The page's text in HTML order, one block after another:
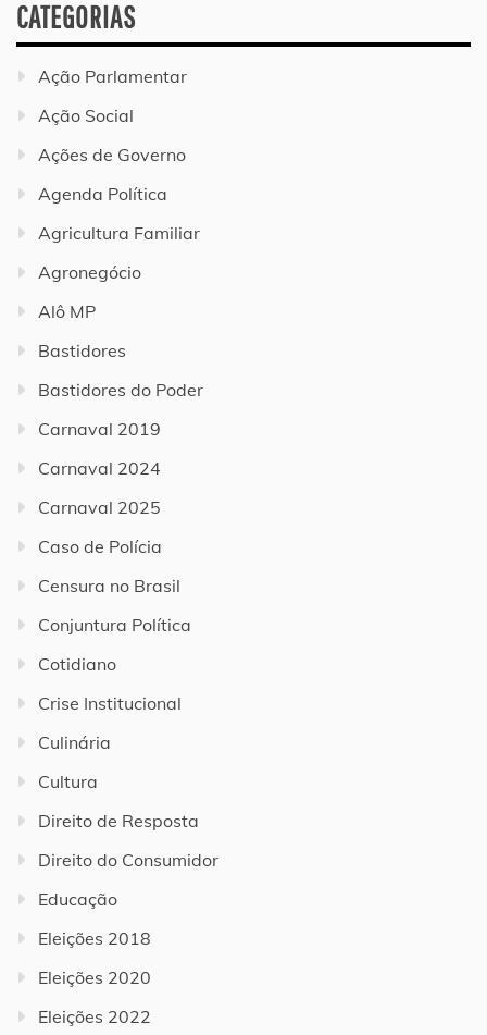
CATEGORIAS
Ação Parlamentar
Ação Social
Ações de Governo
Agenda Política
Agricultura Familiar
Agronegócio
Alô MP
Bastidores
Bastidores do Poder
Carnaval 2019
Carnaval 2024
Carnaval 2025
Caso de Polícia
Censura no Brasil
Conjuntura Política
Cotidiano
Crise Institucional
Culinária
Cultura
Direito de Resposta
Direito do Consumidor
Educação
Eleições 2018
Eleições 2020
Eleições 2022